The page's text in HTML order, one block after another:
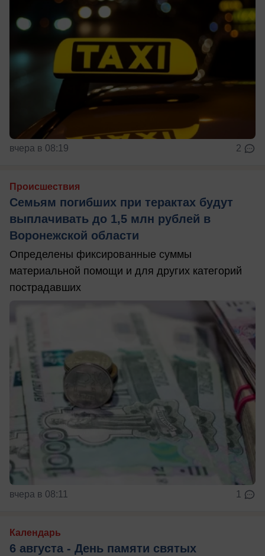
вчера в 08:19 2
Происшествия
Семьям погибших при терактах будут
выплачивать до 1,5 млн рублей в
Воронежской области
Определены фиксированные суммы
материальной помощи и для других категорий
пострадавших
вчера в 08:11 1
Календарь
6 августа - День памяти святых